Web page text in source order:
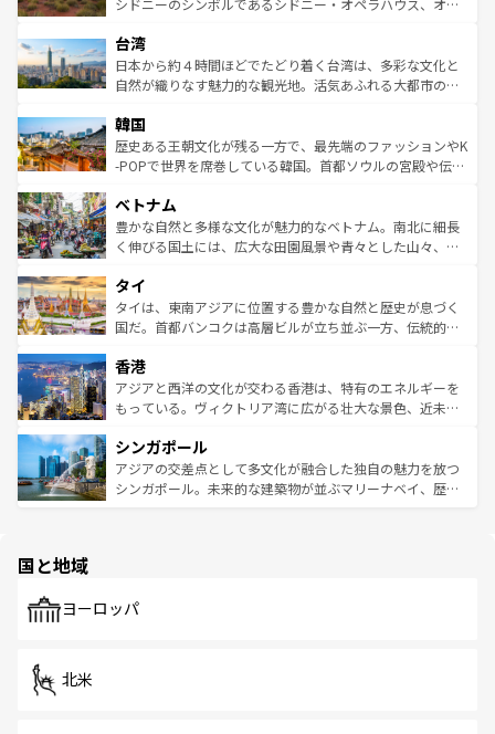
ならではの贅沢な旅のスタイルだ。 なお、新着のアメリカ
情報はコンテンツ一覧を参照してほしい。
れるおもてなしの心で訪れる人々を迎えてくれるハワイの
人々、おいしいローカルフードやハワイアンミュージッ
ク、伝統的なフラダンスなど、すべてがハワイの魅力を彩
ワイを、存分に味わってほしい。 なお、新着のハワイ情報
はコンテンツ一覧を参照してほしい。
シドニーのシンボルであるシドニー・オペラハウス、オー
リアリーフや大陸中央部にそびえるウルル（エアーズロッ
ク）、タスマニアの美しい原生林やケアンズの熱帯雨林な
ど、見どころがたくさん。また、カフェやワイン、オージ
いる。アクティビティも充実しており、サーフィンやダイ
ビング、ハイキングなど、アウトドア好きにはたまらな
い。オーストラリアの多彩な魅力を存分に味わいつくそ
参照してほしい。
台湾
日本から約４時間ほどでたどり着く台湾は、多彩な文化と
自然が織りなす魅力的な観光地。活気あふれる大都市の台
ン）、静ひつな山岳地帯である台湾東部など、都市の喧騒
と山間の静けさが共存しており、訪れる人に新しい発見と
驚きをもたらしてくれる。また、奥深い台湾の食文化も魅
容にもいいと評判のスイーツなど、バラエティ豊かな料理
が味わえる。 なお、新着の台湾情報は コンテンツ一覧を参
照してほしい。
韓国
歴史ある王朝文化が残る一方で、最先端のファッションやK
-POPで世界を席巻している韓国。首都ソウルの宮殿や伝統
き、地方に足を延ばせば四季折々の自然美を楽しむことが
できる。そして、キムチや焼肉、絶品のストリートフード
まで、さまざまな韓国料理が待っている。夜には、韓国な
リティに包まれながら、韓国の多彩な魅力を心ゆくまで味
わってみてほしい。 なお、新着の韓国情報はコンテンツ一
覧を参照してほしい。
ベトナム
豊かな自然と多様な文化が魅力的なベトナム。南北に細長
く伸びる国土には、広大な田園風景や青々とした山々、世
急速な発展と共に伝統が息づく。ハノイの古い町並みやホ
ーチミン市のフランス統治時代の建物も、独特の雰囲気を
醸し出している。また、バラエティの豊かさとおいしさで
とつ。フォーやバインミー、ベトナムコーヒーなどは、ぜ
ひ現地で味わいたい。どの地域を訪れてもあたたかい人々
が旅行者を迎えてくれるので、きっと忘れられない旅にな
参照してほしい。
タイ
タイは、東南アジアに位置する豊かな自然と歴史が息づく
国だ。首都バンコクは高層ビルが立ち並ぶ一方、伝統的な
の活気が交差している。北部ではチェンマイなどの山岳地
帯で自然と触れ合い、南部ではプーケットやクラビの美し
いビーチでリゾート気分を楽しむことができる。タイ料理
激する。気候は一年中温暖で、どの季節にも異なる楽しみ
が待っている。親しみやすいタイの人々、仏教を中心とし
た文化、そして多様な観光資源が、訪れる旅人を魅了し続
香港
アジアと西洋の文化が交わる香港は、特有のエネルギーを
もっている。ヴィクトリア湾に広がる壮大な景色、近未来
み、どこを訪れても感動するはず。観光スポットが密集し
ており、効率よく見どころを回れるのも魅力。息をのむよ
うな絶景から文化的な体験まで、香港を存分に楽しみ尽く
シンガポール
アジアの交差点として多文化が融合した独自の魅力を放つ
シンガポール。未来的な建築物が並ぶマリーナベイ、歴史
で、ホーカーズは地元の風情を楽しめる外せないスポット
国と地域
ヨーロッパ
北米